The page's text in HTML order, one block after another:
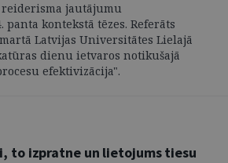
jautājumu
kontekstā tēzes. Referāts
Latvijas Universitātes Lielajā
dienu ietvaros notikušajā
efektivizācija".
to izpratne un lietojums tiesu